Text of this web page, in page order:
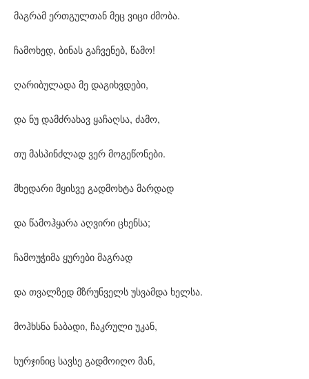
მაგრამ ერთგულთან მეც ვიცი ძმობა.
ჩამოხედ, ბინას გაჩვენებ, წამო!
ღარიბულადა მე დაგიხვდები,
და ნუ დამძრახავ ყაჩაღსა, ძამო,
თუ მასპინძლად ვერ მოგეწონები.
მხედარი მყისვე გადმოხტა მარდად
და წამოჰყარა აღვირი ცხენსა;
ჩამოუჭიმა ყურები მაგრად
და თვალზედ მზრუნველს უსვამდა ხელსა.
მოჰხსნა ნაბადი, ჩაკრული უკან,
ხურჯინიც სავსე გადმოიღო მან,